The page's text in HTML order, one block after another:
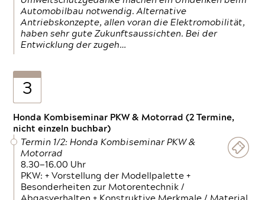
Automobilbau notwendig. Alternative
Antriebskonzepte, allen voran die Elektromobilität,
haben sehr gute Zukunftsaussichten. Bei der
Entwicklung der zugeh…
3
Honda Kombiseminar PKW & Motorrad (2 Termine,
nicht einzeln buchbar)
Termin 1/2: Honda Kombiseminar PKW &
Motorrad
8.30—16.00 Uhr
PKW: + Vorstellung der Modellpalette +
Besonderheiten zur Motorentechnik /